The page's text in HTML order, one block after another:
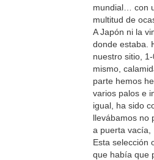
mundial… con
multitud de
A Japón ni la
donde estaba.
nuestro sitio,
mismo,
parte hemos
varios palos e
igual, ha sido
llevábamos no
a puerta vacía,
Esta selección
que había que